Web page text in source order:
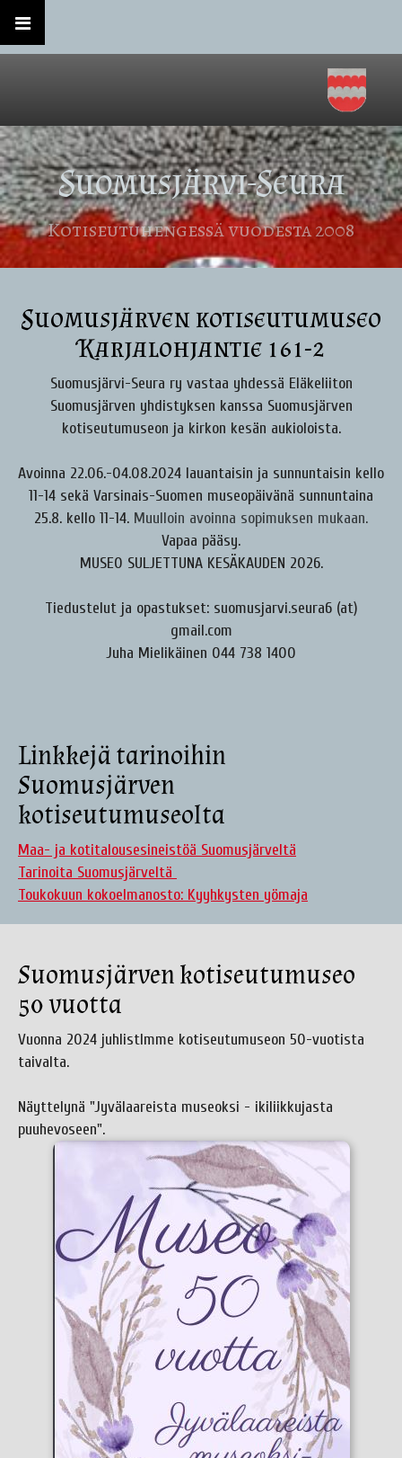
Suomusjärvi-Seura
Kotiseutuhengessä vuodesta 2008
Suomusjärven kotiseutumuseo
Karjalohjantie 161-2
Suomusjärvi-Seura ry vastaa yhdessä Eläkeliiton
Suomusjärven yhdistyksen kanssa Suomusjärven
kotiseutumuseon ja kirkon kesän aukioloista.
Avoinna 22.06.-04.08.2024 lauantaisin ja sunnuntaisin kello
11-14 sekä Varsinais-Suomen museopäivänä sunnuntaina
25.8. kello 11-14. Muulloin avoinna sopimuksen mukaan.
Vapaa pääsy.
MUSEO SULJETTUNA KESÄKAUDEN 2026.
Tiedustelut ja opastukset: suomusjarvi.seura6 (at)
gmail.com
Juha Mielikäinen 044 738 1400
Linkkejä tarinoihin
Suomusjärven
kotiseutumuseolta
Maa- ja kotitalousesineistöä Suomusjärveltä
Tarinoita Suomusjärveltä
Toukokuun kokoelmanosto: Kyyhkysten yömaja
Suomusjärven kotiseutumuseo
50 vuotta
Vuonna 2024 juhlistImme kotiseutumuseon 50-vuotista
taivalta.
Näyttelynä "Jyvälaareista museoksi - ikiliikkujasta
puuhevoseen".